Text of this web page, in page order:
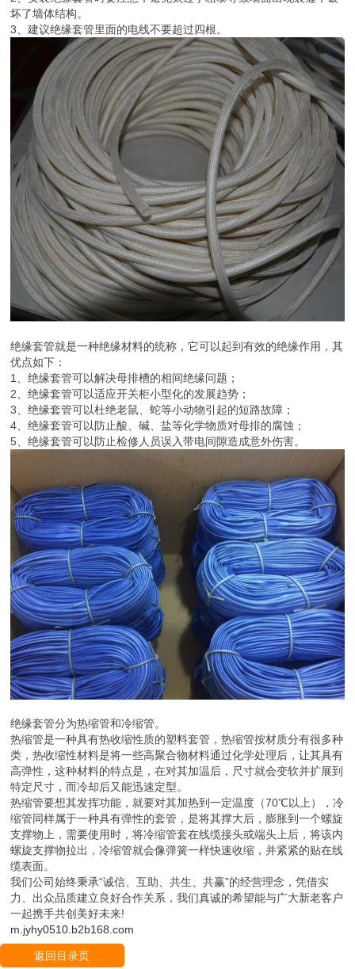
坏了墙体结构。
3、建议绝缘套管里面的电线不要超过四根。
绝缘套管就是一种绝缘材料的统称，它可以起到有效的绝缘作用，其
优点如下：
1、绝缘套管可以解决母排槽的相间绝缘问题；
2、绝缘套管可以适应开关柜小型化的发展趋势；
3、绝缘套管可以杜绝老鼠、蛇等小动物引起的短路故障；
4、绝缘套管可以防止酸、碱、盐等化学物质对母排的腐蚀；
5、绝缘套管可以防止检修人员误入带电间隙造成意外伤害。
绝缘套管分为热缩管和冷缩管。
热缩管是一种具有热收缩性质的塑料套管，热缩管按材质分有很多种
类，热收缩性材料是将一些高聚合物材料通过化学处理后，让其具有
高弹性，这种材料的特点是，在对其加温后，尺寸就会变软并扩展到
特定尺寸，而冷却后又能迅速定型。
热缩管要想其发挥功能，就要对其加热到一定温度（70℃以上），冷
缩管同样属于一种具有弹性的套管，是将其撑大后，膨胀到一个螺旋
支撑物上，需要使用时，将冷缩管套在线缆接头或端头上后，将该内
螺旋支撑物拉出，冷缩管就会像弹簧一样快速收缩，并紧紧的贴在线
缆表面。
我们公司始终秉承“诚信、互助、共生、共赢”的经营理念，凭借实
力、出众品质建立良好合作关系，我们真诚的希望能与广大新老客户
一起携手共创美好未来!
m.jyhy0510.b2b168.com
返回目录页